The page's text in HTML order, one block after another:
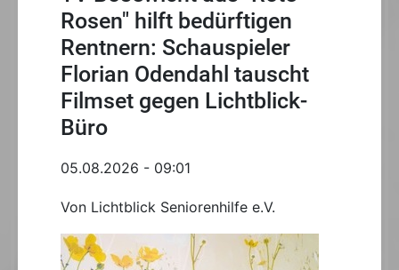
Rosen" hilft bedürftigen
Rentnern: Schauspieler
Florian Odendahl tauscht
Filmset gegen Lichtblick-
Büro
05.08.2026 - 09:01
Von Lichtblick Seniorenhilfe e.V.